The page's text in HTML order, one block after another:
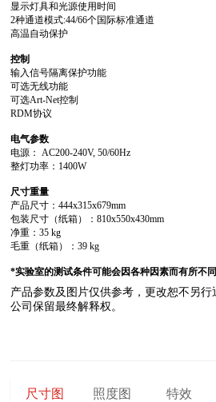
显示灯具和光源使用时间
2种通道模式:44/66个国际标准通道
高温自动保护
控制
输入信号隔离保护功能
可选无线功能
可选Art-Net控制
RDM协议
电气参数
电源： AC200-240V, 50/60Hz
整灯功率：1400W
尺寸重量
产品尺寸：444x315x679mm
包装尺寸（纸箱）：810x550x430mm
净重：35 kg
毛重（纸箱）：39 kg
*实验室的测试条件可能会因各种因素而有所不同
公司保留最终解释权。
尺寸图 照度图 特效